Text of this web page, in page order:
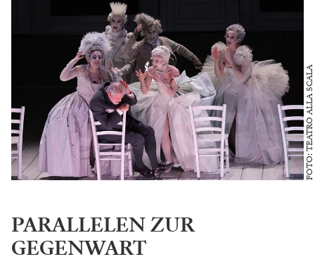
FOTO: TEATRO ALLA SCALA
PARALLELEN ZUR
GEGENWART